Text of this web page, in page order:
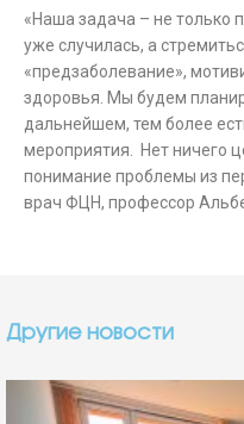
«Наша задача – не только
уже случилась, а
«предзаболевание»,
здоровья. Мы будем
дальнейшем, тем более
мероприятия. Нет ничего
понимание проблемы из
врач ФЦН, профессор
Другие новости